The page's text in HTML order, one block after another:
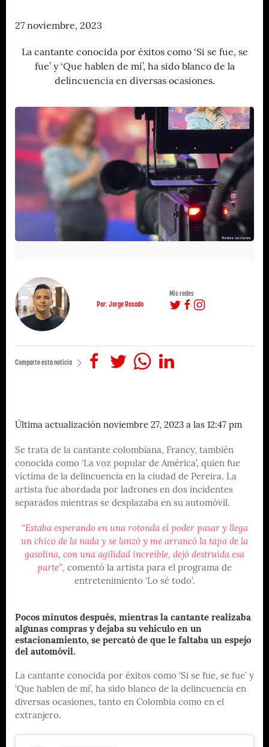
27 noviembre, 2023
La cantante conocida por éxitos como ‘Si se fue, se
fue’ y ‘Que hablen de mí’, ha sido blanco de la
delincuencia en diversas ocasiones.
Por: Jorge Rosado
Mis redes
Comparte esta noticia
Última actualización noviembre 27, 2023 a las 12:47 pm
Se trata de la cantante colombiana, Francy, también
conocida como ‘La voz popular de América’, quien fue
víctima de la delincuencia en la ciudad de Pereira. La
artista fue abordada por ladrones en dos incidentes
separados mientras se desplazaba en su automóvil.
“Estaba esperando en una rotonda el poder pasar y llega
un chico de la nada y se lanzó y me arrancó la tapa de la
gasolina, con una agilidad increíble, dejó destruida esa
parte”, comentó la artista para el programa de
entretenimiento ‘Lo sé todo’.
Pocos minutos después, mientras la cantante realizaba
algunas compras y dejaba su vehículo en un
estacionamiento, se percató de que le faltaba un espejo
del automóvil.
La cantante conocida por éxitos como ‘Si se fue, se fue’ y
‘Que hablen de mí’, ha sido blanco de la delincuencia en
diversas ocasiones, tanto en Colombia como en el
extranjero.